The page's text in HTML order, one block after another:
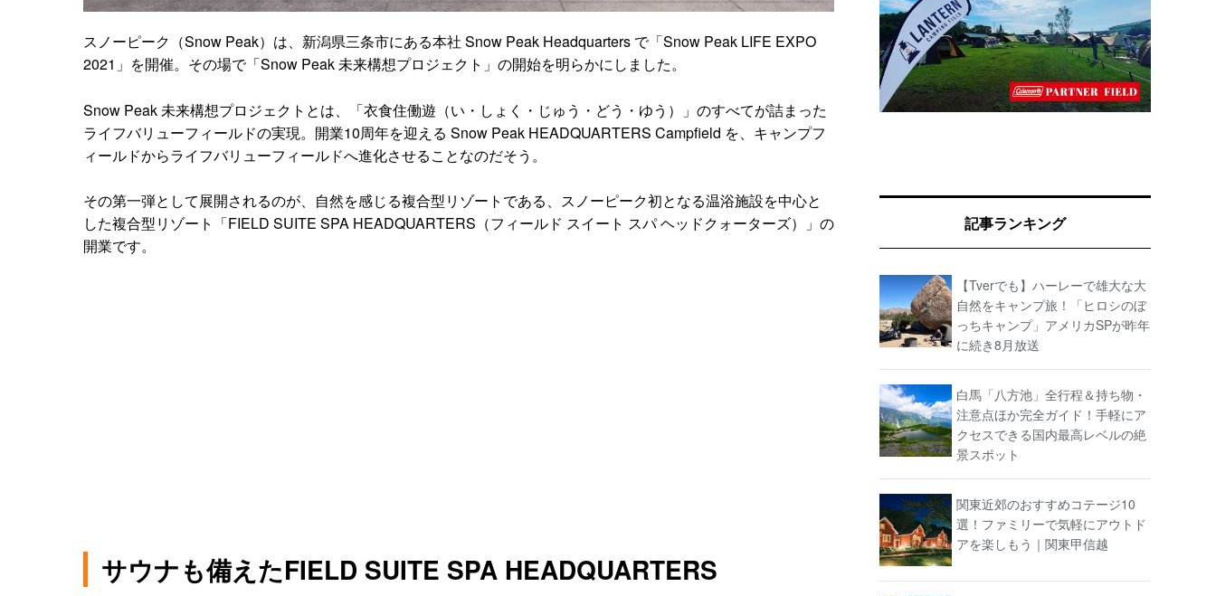
スノーピーク（Snow Peak）は、新潟県三条市にある本社 Snow Peak Headquarters で「Snow Peak LIFE EXPO
2021」を開催。その場で「Snow Peak 未来構想プロジェクト」の開始を明らかにしました。
Snow Peak 未来構想プロジェクトとは、「衣食住働遊（い・しょく・じゅう・どう・ゆう）」のすべてが詰まった
ライフバリューフィールドの実現。開業10周年を迎える Snow Peak HEADQUARTERS Campfield を、キャンプフ
ィールドからライフバリューフィールドへ進化させることなのだそう。
その第一弾として展開されるのが、自然を感じる複合型リゾートである、スノーピーク初となる温浴施設を中心と
した複合型リゾート「FIELD SUITE SPA HEADQUARTERS（フィールド スイート スパ ヘッドクォーターズ）」の
開業です。
サウナも備えたFIELD SUITE SPA HEADQUARTERS
記事ランキング
【Tverでも】ハーレーで雄大な大
自然をキャンプ旅！「ヒロシのぼ
っちキャンプ」アメリカSPが昨年
に続き8月放送
白馬「八方池」全行程＆持ち物・
注意点ほか完全ガイド！手軽にア
クセスできる国内最高レベルの絶
景スポット
関東近郊のおすすめコテージ10
選！ファミリーで気軽にアウトド
アを楽しもう｜関東甲信越